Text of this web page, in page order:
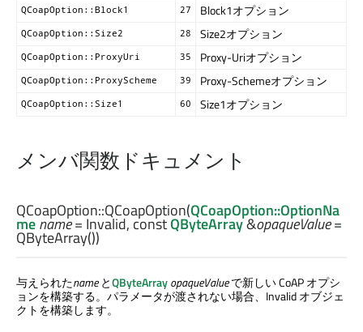
QCoapOption::Block1 27 Block1オプション
QCoapOption::Size2 28 Size2オプション
QCoapOption::ProxyUri 35 Proxy-Uriオプション
QCoapOption::ProxyScheme 39 Proxy-Schemeオプション
QCoapOption::Size1 60 Size1オプション
メンバ関数ドキュメント
QCoapOption::QCoapOption(QCoapOption::OptionNa
mename= Invalid, constQByteArray&opaqueValue=
QByteArray())
与えられたnameとQByteArrayopaqueValueで新しい CoAP オプシ
ョンを構築する。パラメータが渡されない場合、Invalid オブジェ
クトを構築します。